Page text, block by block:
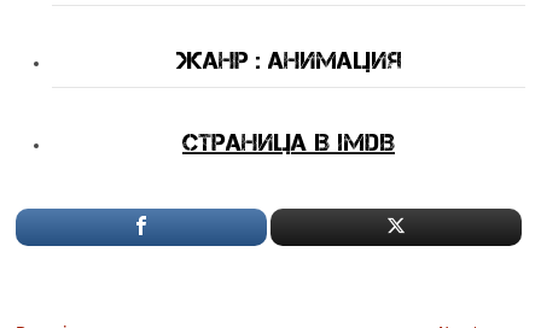
Жанр : анимация
Страница в IMDB